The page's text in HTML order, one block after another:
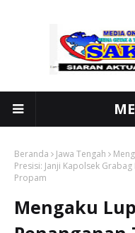
Beranda Jawa Tengah
Presisi: Janji Kapolsek
Propam
Mengaku